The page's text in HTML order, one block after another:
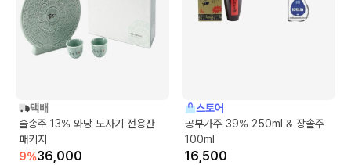
택배
솔송주 13% 와당 도자기 전용잔
패키지
9%36,000
스토어
공부가주 39% 250ml & 장솔주
100ml
16,500